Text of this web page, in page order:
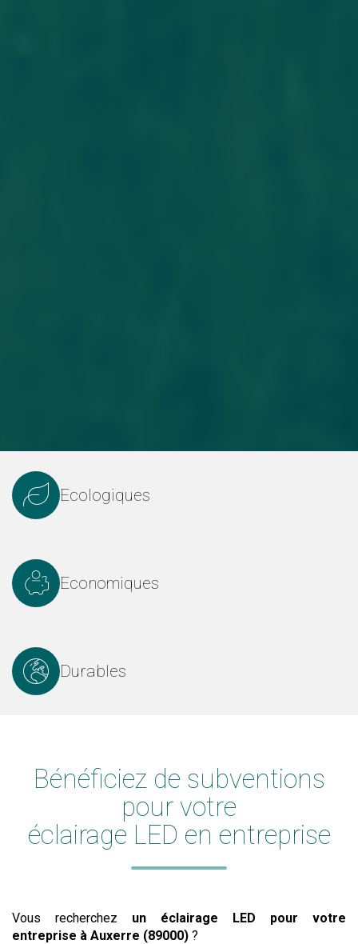
Ecologiques
Economiques
Durables
Bénéficiez de subventions
pour votre
éclairage LED en entreprise
Vous recherchez un éclairage LED pour votre
entreprise à Auxerre (89000) ?